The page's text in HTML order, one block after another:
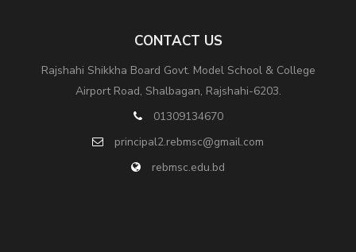
CONTACT US
Rajshahi Shikkha Board Govt. Model School & College
Airport Road, Shalbagan, Rajshahi-6203.
01309134670
principal2.rebmsc@gmail.com
rebmsc.edu.bd